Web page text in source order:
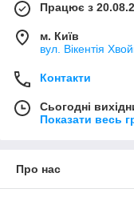
Працює з
м. Київ
вул. Вікентія
Контакти
Сьогодні
Показати весь
Про нас